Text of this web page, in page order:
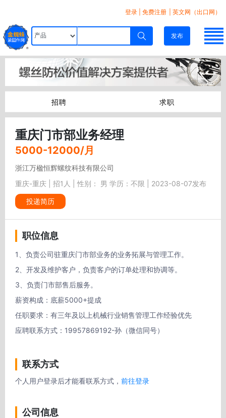
登录 免费注册 | 英文网（出口网）
发布
招聘 求职
重庆门市部业务经理
5000-12000/月
浙江万楹恒辉螺纹科技有限公司
重庆-重庆 | 招1人 | 性别： 男 学历：不限 | 2023-08-07发布
投递简历
职位信息
1、负责公司驻重庆门市部业务的业务拓展与管理工作。
2、开发及维护客户，负责客户的订单处理和协调等。
3、负责门市部售后服务。
薪资构成：底薪5000+提成
任职要求：有三年及以上机械行业销售管理工作经验优先
应聘联系方式：19957869192-孙（微信同号）
联系方式
个人用户登录后才能看联系方式， 前往登录
公司信息